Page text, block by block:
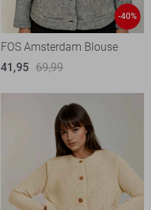
-40%
FOS Amsterdam Blouse
41,95 69,99